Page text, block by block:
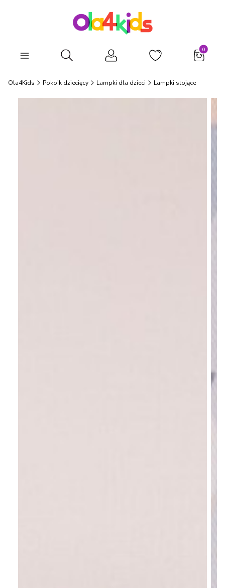
Otwórz wyszukiwarkę
Ola4Kids Pokoik dziecięcy Lampki dla dzieci Lampki stojące